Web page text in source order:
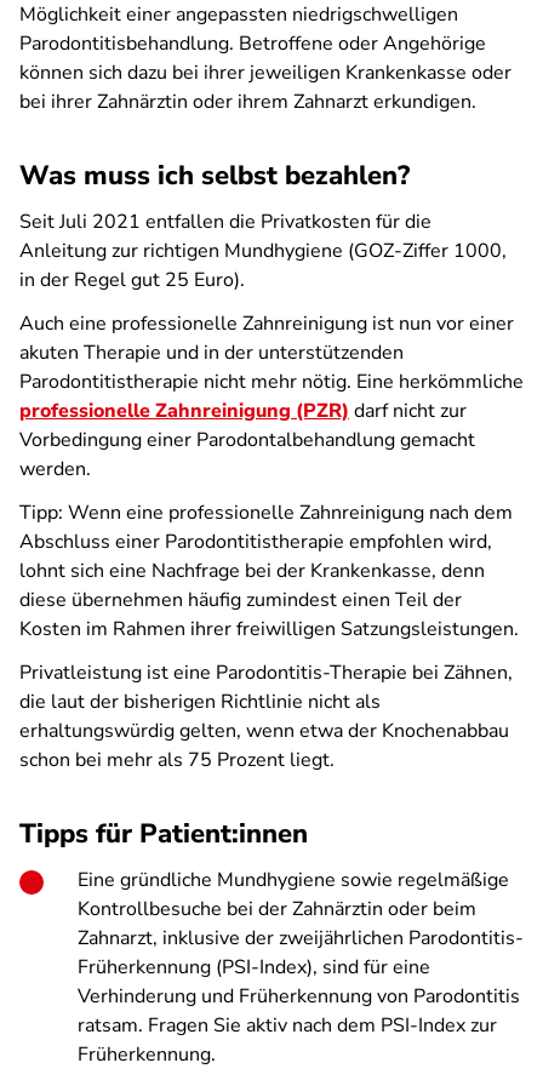
Möglichkeit einer angepassten niedrigschwelligen
Parodontitisbehandlung. Betroffene oder Angehörige
können sich dazu bei ihrer jeweiligen Krankenkasse oder
bei ihrer Zahnärztin oder ihrem Zahnarzt erkundigen.
Was muss ich selbst bezahlen?
Seit Juli 2021 entfallen die Privatkosten für die
Anleitung zur richtigen Mundhygiene (GOZ-Ziffer 1000,
in der Regel gut 25 Euro).
Auch eine professionelle Zahnreinigung ist nun vor einer
akuten Therapie und in der unterstützenden
Parodontitistherapie nicht mehr nötig. Eine herkömmliche
professionelle Zahnreinigung (PZR) darf nicht zur
Vorbedingung einer Parodontalbehandlung gemacht
werden.
Tipp: Wenn eine professionelle Zahnreinigung nach dem
Abschluss einer Parodontitistherapie empfohlen wird,
lohnt sich eine Nachfrage bei der Krankenkasse, denn
diese übernehmen häufig zumindest einen Teil der
Kosten im Rahmen ihrer freiwilligen Satzungsleistungen.
Privatleistung ist eine Parodontitis-Therapie bei Zähnen,
die laut der bisherigen Richtlinie nicht als
erhaltungswürdig gelten, wenn etwa der Knochenabbau
schon bei mehr als 75 Prozent liegt.
Tipps für Patient:innen
Eine gründliche Mundhygiene sowie regelmäßige
Kontrollbesuche bei der Zahnärztin oder beim
Zahnarzt, inklusive der zweijährlichen Parodontitis-
Früherkennung (PSI-Index), sind für eine
Verhinderung und Früherkennung von Parodontitis
ratsam. Fragen Sie aktiv nach dem PSI-Index zur
Früherkennung.